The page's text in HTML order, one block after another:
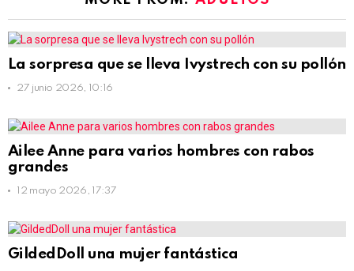
La sorpresa que se lleva Ivystrech con su pollón
27 junio 2026, 10:16
Ailee Anne para varios hombres con rabos
grandes
12 mayo 2026, 17:37
GildedDoll una mujer fantástica